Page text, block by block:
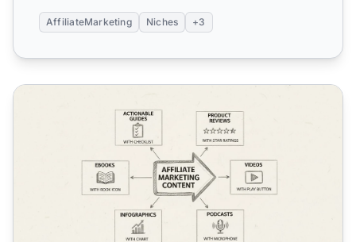
AffiliateMarketing Niches +3
Aké typy obsahu by mali používať affiliate partneri?